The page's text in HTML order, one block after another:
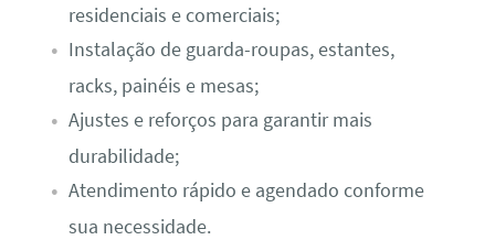
residenciais e comerciais;
Instalação de guarda-roupas, estantes,
racks, painéis e mesas;
Ajustes e reforços para garantir mais
durabilidade;
Atendimento rápido e agendado conforme
sua necessidade.